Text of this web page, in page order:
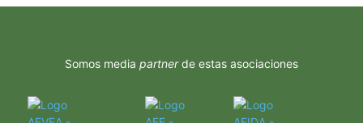
Somos media partnerde estas asociaciones